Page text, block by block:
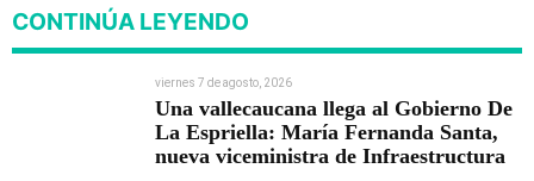
CONTINÚA LEYENDO
viernes 7 de agosto, 2026
Una vallecaucana llega al Gobierno De
La Espriella: María Fernanda Santa,
nueva viceministra de Infraestructura